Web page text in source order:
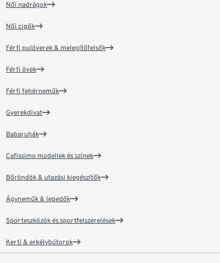
Női nadrágok
Női cipők
Férfi pulóverek & melegítőfelsők
Férfi övek
Férfi fehérneműk
Gyerekdivat
Babaruhák
Cafissimo modellek és színek
Bőröndök & utazási kiegészítők
Ágyneműk & lepedők
Sporteszközök és sportfelszerelések
Kerti & erkélybútorok